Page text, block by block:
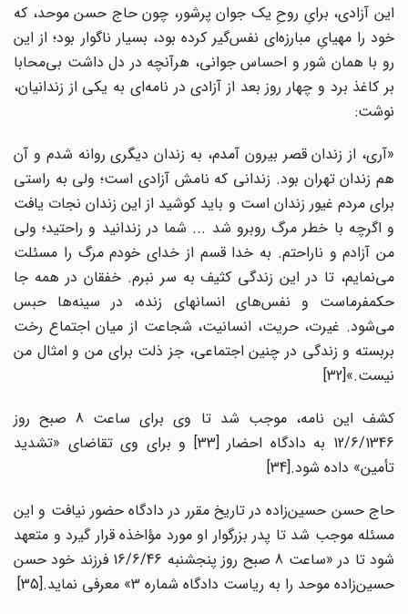
این آزادی، برایِ روحِ یک جوان پرشور، چون حاج حسن موحد، که
خود را مهیایِ مبارزه‌‌ای نفس‌گیر کرده بود، بسیار ناگوار بود؛ از این
رو با همان شور و احساس جوانی، هرآنچه در دل داشت بی‌محابا
بر کاغذ برد و چهار روز بعد از آزادی در نامه‌‌ای به یکی از زندانیان،
نوشت:
«آری، از زندان قصر بیرون آمدم، به زندان دیگری روانه شدم و آن
هم زندان تهران بود. زندانی که نامش آزادی است؛ ولی به راستی
برای مردم غیور زندان است و باید کوشید از این زندان نجات یافت
و اگرچه با خطر مرگ روبرو شد ... شما در زندانید و راحتید؛ ولی
من آزادم و ناراحتم. به خدا قسم از خدای خودم مرگ را مسئلت
می‌نمایم، تا در این زندگی کثیف به سر نبرم. خفقان در همه جا
حکمفرماست و نفس‌های انسانهای زنده، در سینه‌ها حبس
می‌شود. غیرت، حریت، انسانیت، شجاعت از میان اجتماع رخت
بربسته و زندگی در چنین اجتماعی، جز ذلت برای من و امثال من
نیست.»[32]
کشف این نامه، موجب شد تا وی برای ساعت 8 صبح روز
12/6/1346 به دادگاه احضار [33] و برای وی تقاضای «تشدید
تأمین» داده شود.[34]
حاج حسن حسین‌زاده در تاریخ مقرر در دادگاه حضور نیافت و این
مسئله موجب شد تا پدر بزرگوار او مورد مؤاخذه قرار گیرد و متعهد
شود تا در «ساعت 8 صبح روز پنجشنبه 16/6/46 فرزند خود حسن
حسین‌زاده موحد را به ریاست دادگاه شماره 3» معرفی نماید.[35]